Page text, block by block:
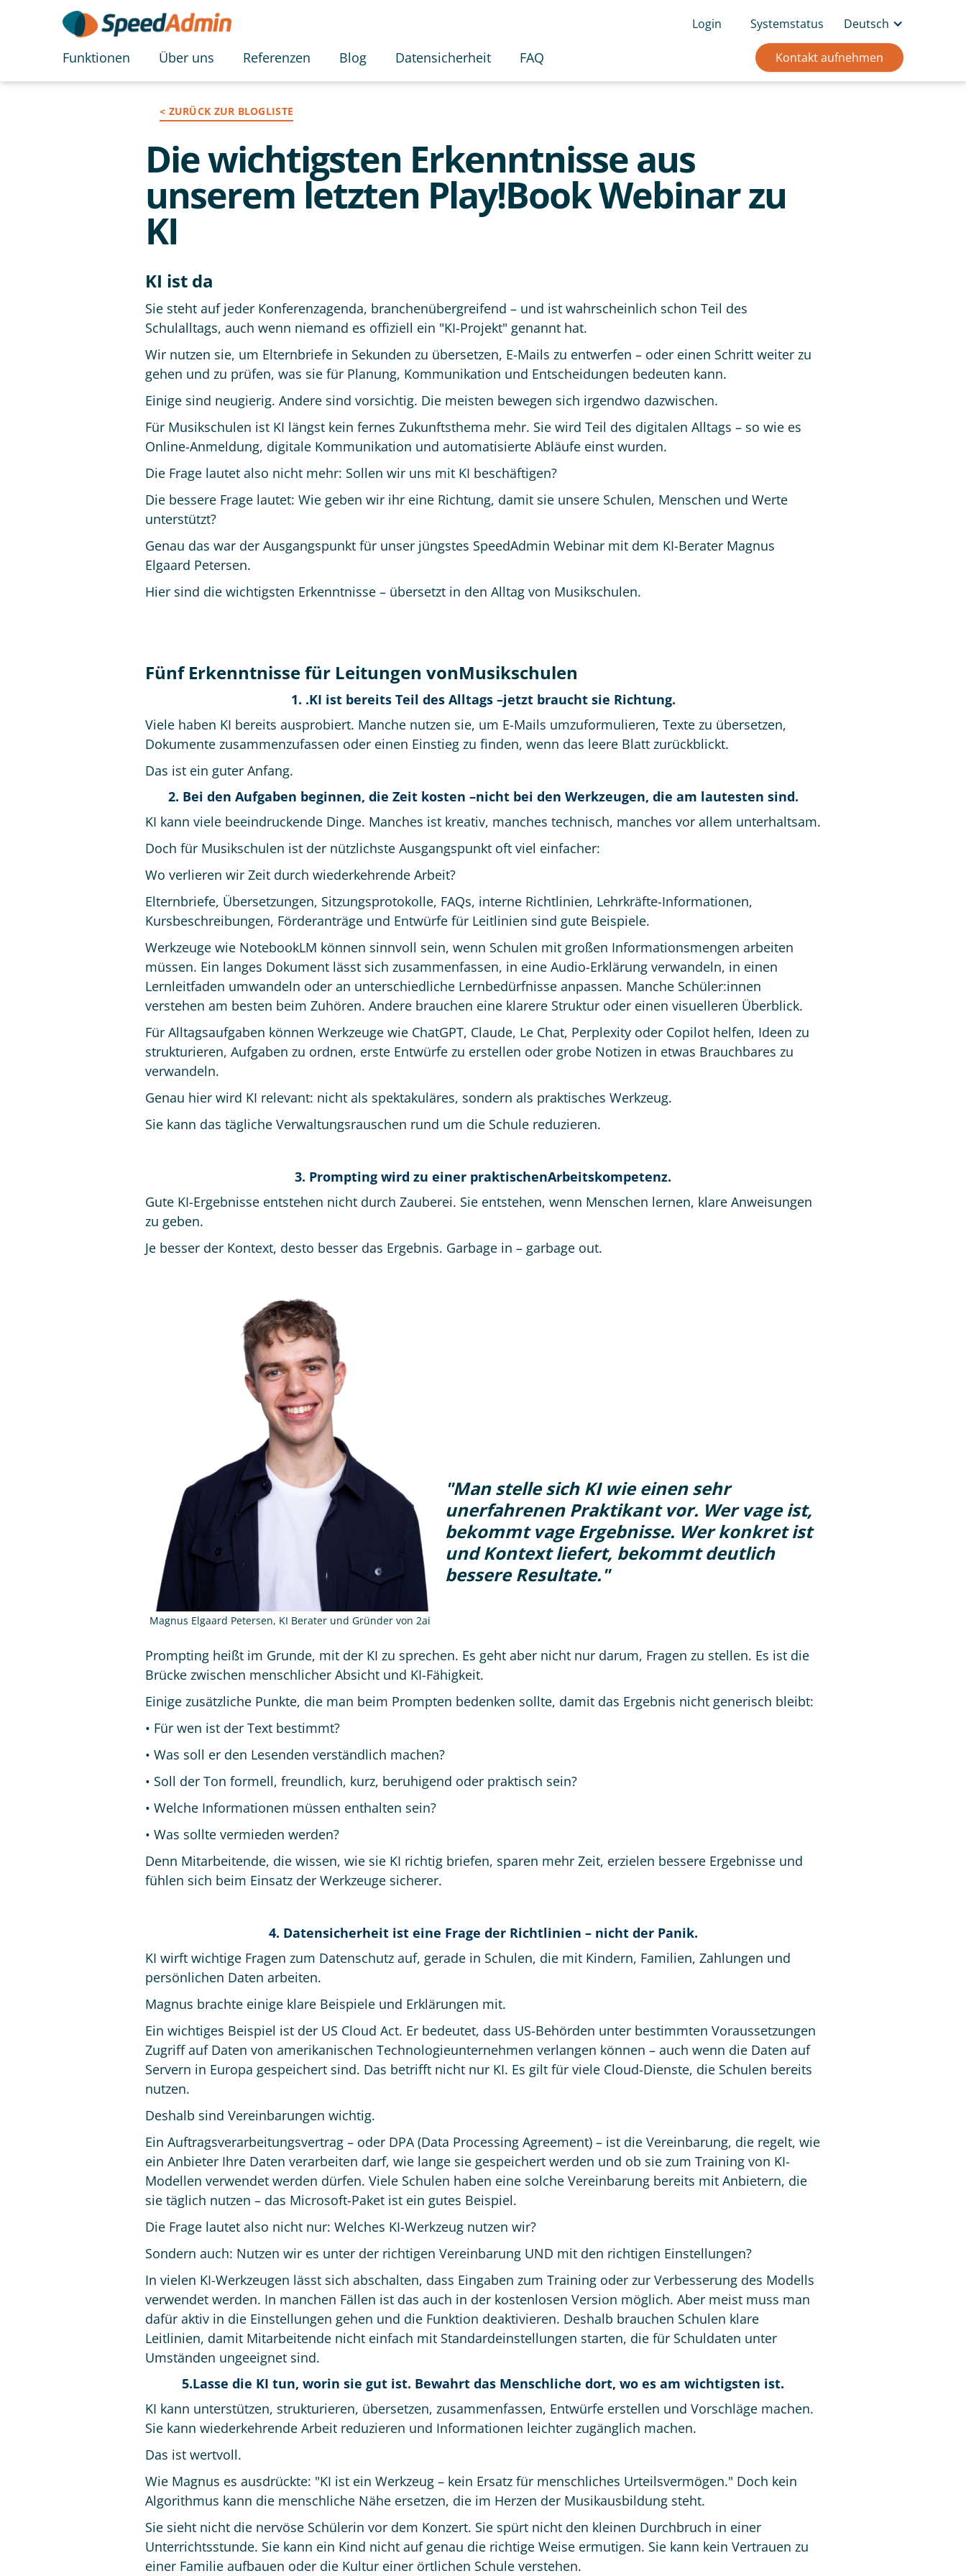
Login Systemstatus Deutsch
Funktionen Über uns Referenzen Blog Datensicherheit FAQ Kontakt aufnehmen
< ZURÜCK ZUR BLOGLISTE
Die wichtigsten Erkenntnisse aus
unserem letzten Play!Book Webinar zu
KI
KI ist da
Sie steht auf jeder Konferenzagenda, branchenübergreifend – und ist wahrscheinlich schon Teil des
Schulalltags, auch wenn niemand es offiziell ein "KI-Projekt" genannt hat.
Wir nutzen sie, um Elternbriefe in Sekunden zu übersetzen, E-Mails zu entwerfen – oder einen Schritt weiter zu
gehen und zu prüfen, was sie für Planung, Kommunikation und Entscheidungen bedeuten kann.
Einige sind neugierig. Andere sind vorsichtig. Die meisten bewegen sich irgendwo dazwischen.
Für Musikschulen ist KI längst kein fernes Zukunftsthema mehr. Sie wird Teil des digitalen Alltags – so wie es
Online-Anmeldung, digitale Kommunikation und automatisierte Abläufe einst wurden.
Die Frage lautet also nicht mehr: Sollen wir uns mit KI beschäftigen?
Die bessere Frage lautet: Wie geben wir ihr eine Richtung, damit sie unsere Schulen, Menschen und Werte
unterstützt?
Genau das war der Ausgangspunkt für unser jüngstes SpeedAdmin Webinar mit dem KI-Berater Magnus
Elgaard Petersen.
Hier sind die wichtigsten Erkenntnisse – übersetzt in den Alltag von Musikschulen.
Fünf Erkenntnisse für Leitungen vonMusikschulen
1. .KI ist bereits Teil des Alltags –jetzt braucht sie Richtung.
Viele haben KI bereits ausprobiert. Manche nutzen sie, um E-Mails umzuformulieren, Texte zu übersetzen,
Dokumente zusammenzufassen oder einen Einstieg zu finden, wenn das leere Blatt zurückblickt.
Das ist ein guter Anfang.
2. Bei den Aufgaben beginnen, die Zeit kosten –nicht bei den Werkzeugen, die am lautesten sind.
KI kann viele beeindruckende Dinge. Manches ist kreativ, manches technisch, manches vor allem unterhaltsam.
Doch für Musikschulen ist der nützlichste Ausgangspunkt oft viel einfacher:
Wo verlieren wir Zeit durch wiederkehrende Arbeit?
Elternbriefe, Übersetzungen, Sitzungsprotokolle, FAQs, interne Richtlinien, Lehrkräfte-Informationen,
Kursbeschreibungen, Förderanträge und Entwürfe für Leitlinien sind gute Beispiele.
Werkzeuge wie NotebookLM können sinnvoll sein, wenn Schulen mit großen Informationsmengen arbeiten
müssen. Ein langes Dokument lässt sich zusammenfassen, in eine Audio-Erklärung verwandeln, in einen
Lernleitfaden umwandeln oder an unterschiedliche Lernbedürfnisse anpassen. Manche Schüler:innen
verstehen am besten beim Zuhören. Andere brauchen eine klarere Struktur oder einen visuelleren Überblick.
Für Alltagsaufgaben können Werkzeuge wie ChatGPT, Claude, Le Chat, Perplexity oder Copilot helfen, Ideen zu
strukturieren, Aufgaben zu ordnen, erste Entwürfe zu erstellen oder grobe Notizen in etwas Brauchbares zu
verwandeln.
Genau hier wird KI relevant: nicht als spektakuläres, sondern als praktisches Werkzeug.
Sie kann das tägliche Verwaltungsrauschen rund um die Schule reduzieren.
3. Prompting wird zu einer praktischenArbeitskompetenz.
Gute KI-Ergebnisse entstehen nicht durch Zauberei. Sie entstehen, wenn Menschen lernen, klare Anweisungen
zu geben.
Je besser der Kontext, desto besser das Ergebnis. Garbage in – garbage out.
Magnus Elgaard Petersen, KI Berater und Gründer von 2ai
"Man stelle sich KI wie einen sehr
unerfahrenen Praktikant vor. Wer vage ist,
bekommt vage Ergebnisse. Wer konkret ist
und Kontext liefert, bekommt deutlich
bessere Resultate."
Prompting heißt im Grunde, mit der KI zu sprechen. Es geht aber nicht nur darum, Fragen zu stellen. Es ist die
Brücke zwischen menschlicher Absicht und KI-Fähigkeit.
Einige zusätzliche Punkte, die man beim Prompten bedenken sollte, damit das Ergebnis nicht generisch bleibt:
• Für wen ist der Text bestimmt?
• Was soll er den Lesenden verständlich machen?
• Soll der Ton formell, freundlich, kurz, beruhigend oder praktisch sein?
• Welche Informationen müssen enthalten sein?
• Was sollte vermieden werden?
Denn Mitarbeitende, die wissen, wie sie KI richtig briefen, sparen mehr Zeit, erzielen bessere Ergebnisse und
fühlen sich beim Einsatz der Werkzeuge sicherer.
4. Datensicherheit ist eine Frage der Richtlinien – nicht der Panik.
KI wirft wichtige Fragen zum Datenschutz auf, gerade in Schulen, die mit Kindern, Familien, Zahlungen und
persönlichen Daten arbeiten.
Magnus brachte einige klare Beispiele und Erklärungen mit.
Ein wichtiges Beispiel ist der US Cloud Act. Er bedeutet, dass US-Behörden unter bestimmten Voraussetzungen
Zugriff auf Daten von amerikanischen Technologieunternehmen verlangen können – auch wenn die Daten auf
Servern in Europa gespeichert sind. Das betrifft nicht nur KI. Es gilt für viele Cloud-Dienste, die Schulen bereits
nutzen.
Deshalb sind Vereinbarungen wichtig.
Ein Auftragsverarbeitungsvertrag – oder DPA (Data Processing Agreement) – ist die Vereinbarung, die regelt, wie
ein Anbieter Ihre Daten verarbeiten darf, wie lange sie gespeichert werden und ob sie zum Training von KI-
Modellen verwendet werden dürfen. Viele Schulen haben eine solche Vereinbarung bereits mit Anbietern, die
sie täglich nutzen – das Microsoft-Paket ist ein gutes Beispiel.
Die Frage lautet also nicht nur: Welches KI-Werkzeug nutzen wir?
Sondern auch: Nutzen wir es unter der richtigen Vereinbarung UND mit den richtigen Einstellungen?
In vielen KI-Werkzeugen lässt sich abschalten, dass Eingaben zum Training oder zur Verbesserung des Modells
verwendet werden. In manchen Fällen ist das auch in der kostenlosen Version möglich. Aber meist muss man
dafür aktiv in die Einstellungen gehen und die Funktion deaktivieren. Deshalb brauchen Schulen klare
Leitlinien, damit Mitarbeitende nicht einfach mit Standardeinstellungen starten, die für Schuldaten unter
Umständen ungeeignet sind.
5.Lasse die KI tun, worin sie gut ist. Bewahrt das Menschliche dort, wo es am wichtigsten ist.
KI kann unterstützen, strukturieren, übersetzen, zusammenfassen, Entwürfe erstellen und Vorschläge machen.
Sie kann wiederkehrende Arbeit reduzieren und Informationen leichter zugänglich machen.
Das ist wertvoll.
Wie Magnus es ausdrückte: "KI ist ein Werkzeug – kein Ersatz für menschliches Urteilsvermögen." Doch kein
Algorithmus kann die menschliche Nähe ersetzen, die im Herzen der Musikausbildung steht.
Sie sieht nicht die nervöse Schülerin vor dem Konzert. Sie spürt nicht den kleinen Durchbruch in einer
Unterrichtsstunde. Sie kann ein Kind nicht auf genau die richtige Weise ermutigen. Sie kann kein Vertrauen zu
einer Familie aufbauen oder die Kultur einer örtlichen Schule verstehen.